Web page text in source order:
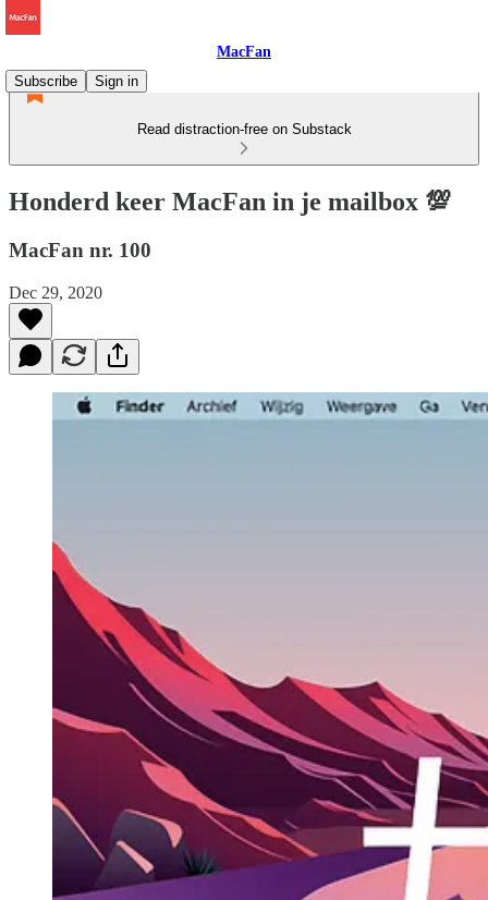
MacFan
Subscribe
Sign in
Read distraction-free on Substack
Honderd keer MacFan in je mailbox 💯
MacFan nr. 100
Dec 29, 2020